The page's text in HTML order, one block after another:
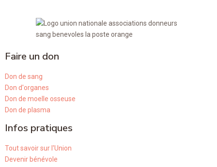
Faire un don
Don de sang
Don d'organes
Don de moelle osseuse
Don de plasma
Infos pratiques
Tout savoir sur l'Union
Devenir bénévole